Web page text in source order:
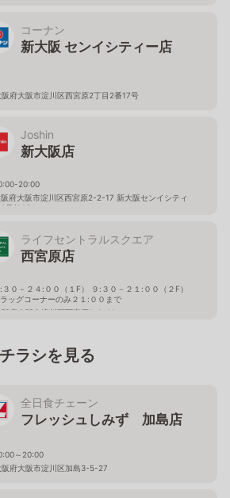
コーナン
新大阪 センイシティー店
阪府大阪市淀川区西宮原2丁目2番17号
Joshin
新大阪店
20:00
阪府大阪市淀川区西宮原2-2-17 新大阪センイシティ
3号館2F
ライフセントラルスクエア
西宮原店
:３０－２４:００（１F） ９:３０－２１:００（２F）
ラッグコーナーのみ２１:００まで
阪府大阪市淀川区西宮原2-2-22
ラシを見る
全日食チェーン
フレッシュしみず 加島店
～20:00
阪府大阪市淀川区加島3-5-27